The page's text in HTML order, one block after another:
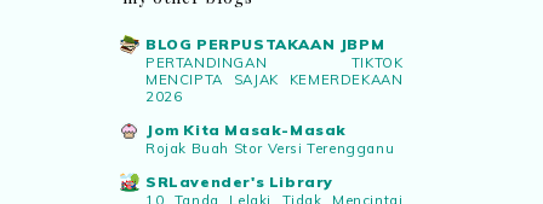
BLOG PERPUSTAKAAN JBPM
PERTANDINGAN TIKTOK
MENCIPTA SAJAK KEMERDEKAAN
2026
Jom Kita Masak-Masak
Rojak Buah Stor Versi Terengganu
SRLavender's Library
10 Tanda Lelaki Tidak Mencintai